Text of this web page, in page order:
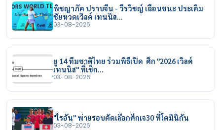
พิชญาภัค ปราบจีน - วีรวิชญ์ เฉือนชนะ ประเดิม
ชัยหวดเวิลด์ เทนนิส…
03-08-2026
ยู 14 ทีมชาติไทย ร่วมพิธีเปิด ศึก "2026 เวิลด์
เทนนิส" ที่เช็ก…
03-08-2026
"ไรอัน" พ่ายรอบคัดเลือกศึกเจ30 ที่โดมินิกัน
03-08-2026